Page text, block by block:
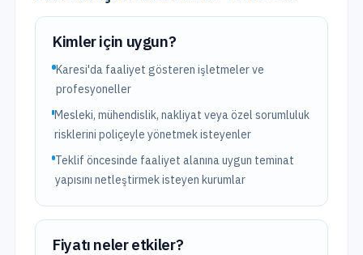
Kimler için uygun?
Karesi'da faaliyet gösteren işletmeler ve
profesyoneller
Mesleki, mühendislik, nakliyat veya özel sorumluluk
risklerini poliçeyle yönetmek isteyenler
Teklif öncesinde faaliyet alanına uygun teminat
yapısını netleştirmek isteyen kurumlar
Fiyatı neler etkiler?